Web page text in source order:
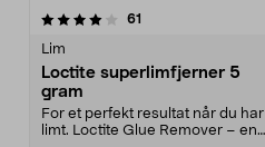
61
Lim
Loctite superlimfjerner 5
gram
For et perfekt resultat når du har
limt. Loctite Glue Remover – en